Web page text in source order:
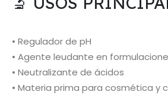
• Regulador de pH
• Agente leudante en
• Neutralizante de ácidos
• Materia prima para cosmética y